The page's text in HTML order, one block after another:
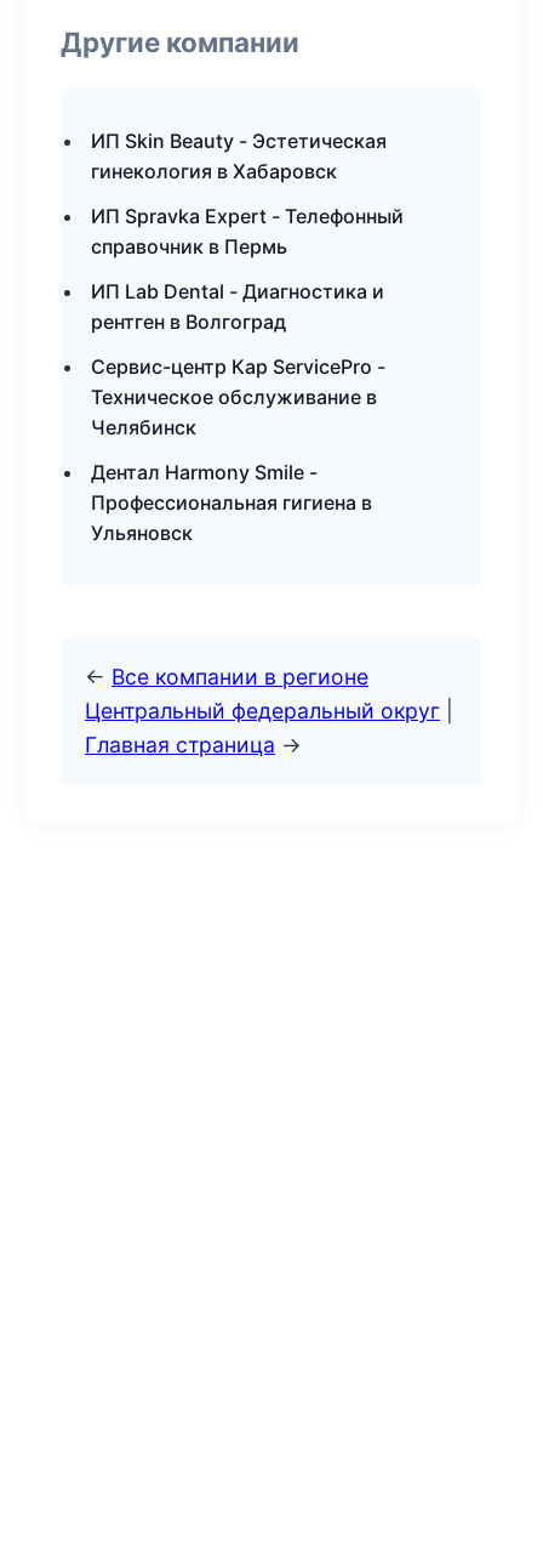
Другие компании
ИП Skin Beauty - Эстетическая
гинекология в Хабаровск
ИП Spravka Expert - Телефонный
справочник в Пермь
ИП Lab Dental - Диагностика и
рентген в Волгоград
Сервис-центр Кар ServicePro -
Техническое обслуживание в
Челябинск
Дентал Harmony Smile -
Профессиональная гигиена в
Ульяновск
← Все компании в регионе
Центральный федеральный округ
Главная страница →